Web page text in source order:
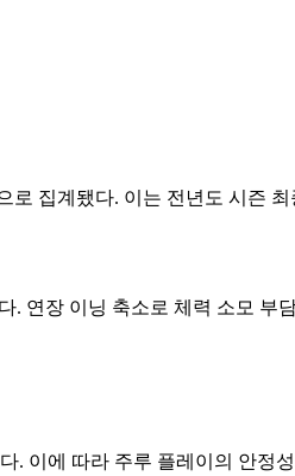
집계됐다. 이는 전년도 시즌
. 연장 이닝 축소로 체력 소모
이에 따라 주루 플레이의 안정